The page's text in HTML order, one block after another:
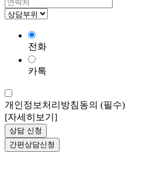
전화
카톡
개인정보처리방침동의 (필수)
[자세히보기]